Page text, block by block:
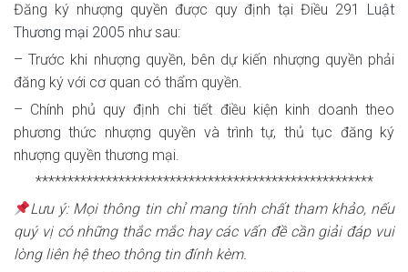
Đăng ký nhượng quyền được quy định tại Điều 291 Luật
Thương mại 2005 như sau:
– Trước khi nhượng quyền, bên dự kiến nhượng quyền phải
đăng ký với cơ quan có thẩm quyền.
– Chính phủ quy định chi tiết điều kiện kinh doanh theo
phương thức nhượng quyền và trình tự, thủ tục đăng ký
nhượng quyền thương mại.
*****************************************************
Lưu ý: Mọi thông tin chỉ mang tính chất tham khảo, nếu
quý vị có những thắc mắc hay các vấn đề cần giải đáp vui
lòng liên hệ theo thông tin đính kèm.